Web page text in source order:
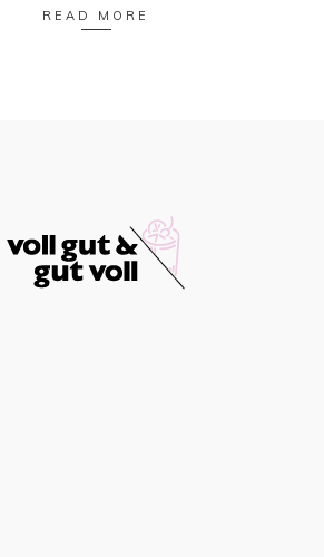
READ MORE